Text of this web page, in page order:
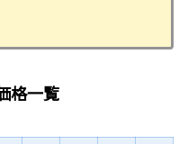
格一覧